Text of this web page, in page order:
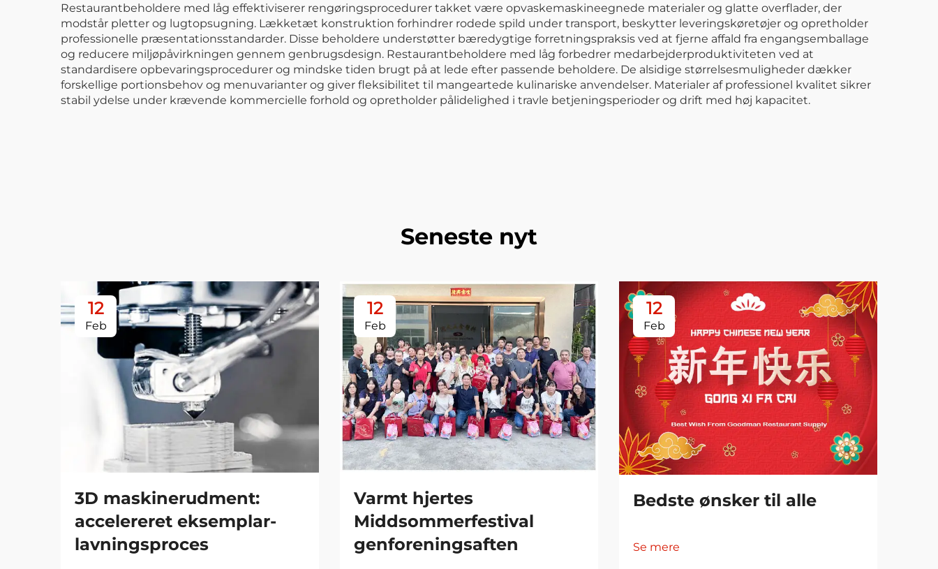
Restaurantbeholdere med låg effektiviserer rengøringsprocedurer takket være opvaskemaskineegnede materialer og glatte overflader, der
modstår pletter og lugtopsugning. Lækketæt konstruktion forhindrer rodede spild under transport, beskytter leveringskøretøjer og opretholder
professionelle præsentationsstandarder. Disse beholdere understøtter bæredygtige forretningspraksis ved at fjerne affald fra engangsemballage
og reducere miljøpåvirkningen gennem genbrugsdesign. Restaurantbeholdere med låg forbedrer medarbejderproduktiviteten ved at
standardisere opbevaringsprocedurer og mindske tiden brugt på at lede efter passende beholdere. De alsidige størrelsesmuligheder dækker
forskellige portionsbehov og menuvarianter og giver fleksibilitet til mangeartede kulinariske anvendelser. Materialer af professionel kvalitet sikrer
stabil ydelse under krævende kommercielle forhold og opretholder pålidelighed i travle betjeningsperioder og drift med høj kapacitet.
Seneste nyt
12
Feb
3D maskinerudment:
accelereret eksemplar-
lavningsproces
12
Feb
Varmt hjertes
Middsommerfestival
genforeningsaften
12
Feb
Bedste ønsker til alle
Se mere